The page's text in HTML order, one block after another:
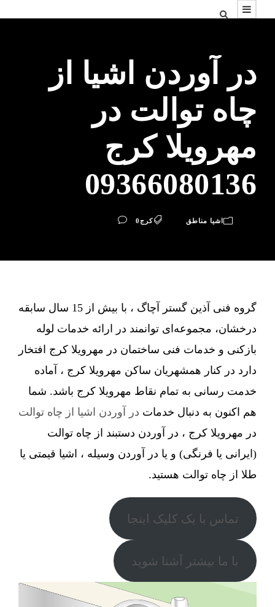
در آوردن اشیا از
چاه توالت در
مهرویلا کرج
09366080136
اشیا مناطق کرج0
گروه فنی آذین گستر آچاگ ، با بیش از 15 سال سابقه
درخشان، مجموعه‌ای توانمند در ارائه خدمات لوله
بازکنی و خدمات فنی ساختمان در مهرویلا کرج افتخار
دارد در کنار همشهریان ساکن مهرویلا کرج ، آماده
خدمت رسانی به تمام نقاط مهرویلا کرج باشد. شما
هم اکنون به دنبال خدمات در آوردن اشیا از چاه توالت
در مهرویلا کرج ، در آوردن دستبند از چاه توالت
(ایرانی یا فرنگی) و یا در آوردن وسیله ، اشیا قیمتی یا
طلا از چاه توالت هستید.
تماس با یک کلیک اینجا
با ما بیشتر آشنا شوید